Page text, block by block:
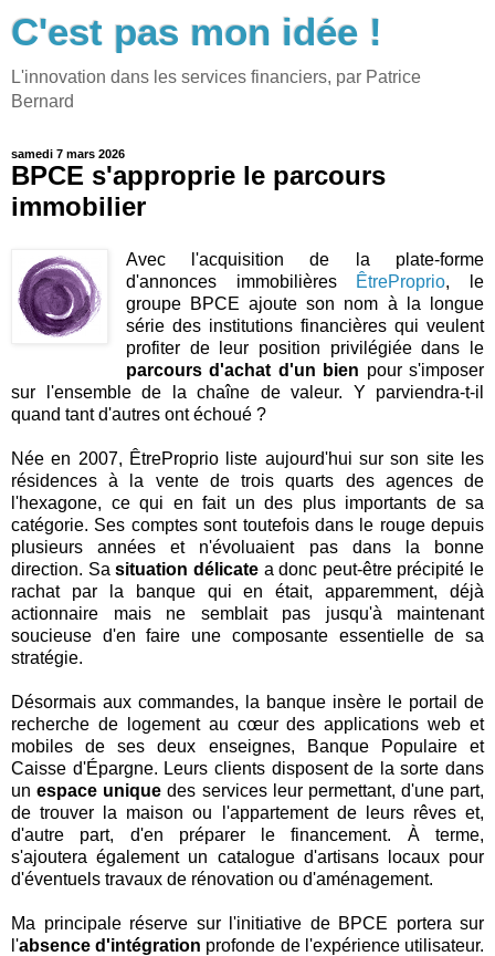
C'est pas mon idée !
L'innovation dans les services financiers, par Patrice
Bernard
samedi 7 mars 2026
BPCE s'approprie le parcours
immobilier
Avec l'acquisition de la plate-forme
d'annonces immobilières
ÊtreProprio, le
groupe BPCE ajoute son nom à la longue
série des institutions financières qui veulent
profiter de leur position privilégiée dans le
parcours d'achat d'un bien pour s'imposer
sur l'ensemble de la chaîne de valeur. Y parviendra-t-il
quand tant d'autres ont échoué ?
Née en 2007, ÊtreProprio liste aujourd'hui sur son site les
résidences à la vente de trois quarts des agences de
l'hexagone, ce qui en fait un des plus importants de sa
catégorie. Ses comptes sont toutefois dans le rouge depuis
plusieurs années et n'évoluaient pas dans la bonne
direction. Sasituation délicatea donc peut-être précipité le
rachat par la banque qui en était, apparemment, déjà
actionnaire mais ne semblait pas jusqu'à maintenant
soucieuse d'en faire une composante essentielle de sa
stratégie.
Désormais aux commandes, la banque insère le portail de
recherche de logement au cœur des applications web et
mobiles de ses deux enseignes, Banque Populaire et
Caisse d'Épargne. Leurs clients disposent de la sorte dans
unespace unique des services leur permettant, d'une part,
de trouver la maison ou l'appartement de leurs rêves et,
d'autre part, d'en préparer le financement. À terme,
s'ajoutera également un catalogue d'artisans locaux pour
d'éventuels travaux de rénovation ou d'aménagement.
Ma principale réserve sur l'initiative de BPCE portera sur
l'absence d'intégration profonde de l'expérience utilisateur.